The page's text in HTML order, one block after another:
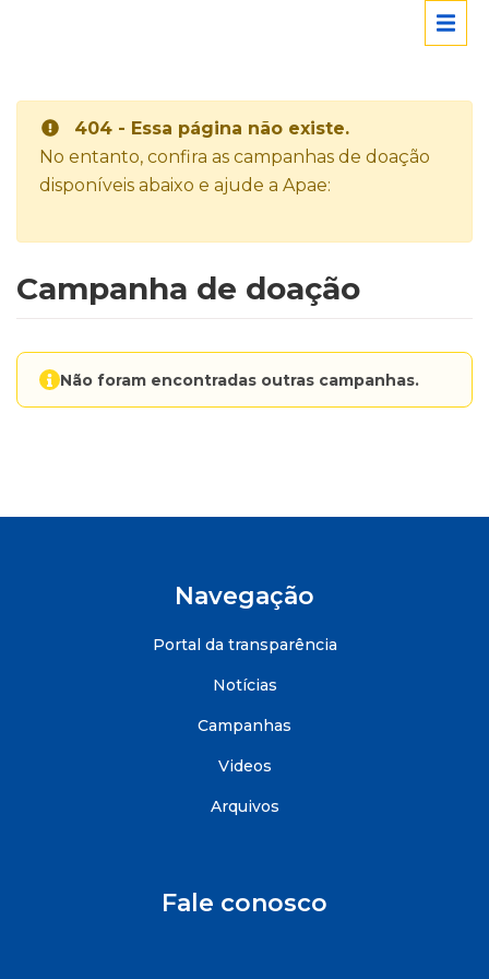
404 - Essa página não existe.
No entanto, confira as campanhas de doação
disponíveis abaixo e ajude a Apae:
Campanha de doação
Não foram encontradas outras campanhas.
Navegação
Portal da transparência
Notícias
Campanhas
Videos
Arquivos
Fale conosco